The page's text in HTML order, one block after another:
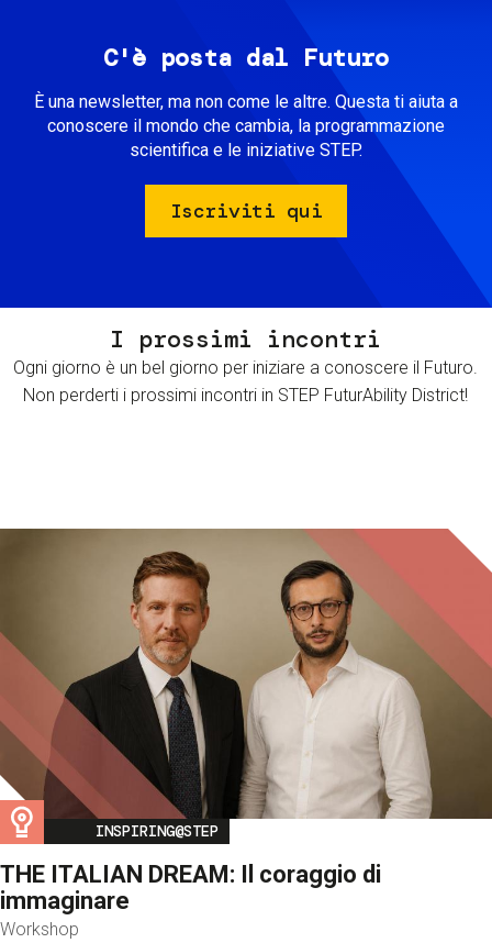
C'è posta dal Futuro
È una newsletter, ma non come le altre. Questa ti aiuta a
conoscere il mondo che cambia, la programmazione
scientifica e le iniziative STEP.
Iscriviti qui
I prossimi incontri
Ogni giorno è un bel giorno per iniziare a conoscere il Futuro.
Non perderti i prossimi incontri in STEP FuturAbility District!
Image
INSPIRING@STEP
THE ITALIAN DREAM: Il coraggio di
immaginare
Workshop